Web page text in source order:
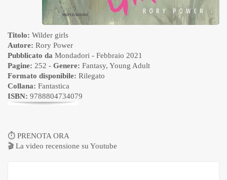
Titolo: Wilder girls
Autore: Rory Power
Pubblicato da Mondadori - Febbraio 2021
Pagine: 252 - Genere: Fantasy, Young Adult
Formato disponibile: Rilegato
Collana: Fantastica
ISBN: 9788804734079
⏱ PRENOTA ORA
🎬 La video recensione su Youtube